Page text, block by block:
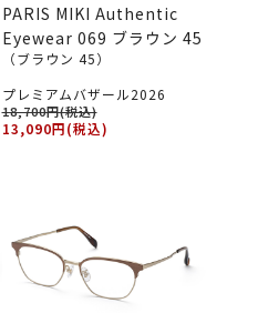
PARIS MIKI Authentic
Eyewear 069 ブラウン 45
（ブラウン 45）
プレミアムバザール2026
18,700円(税込)
13,090円(税込)